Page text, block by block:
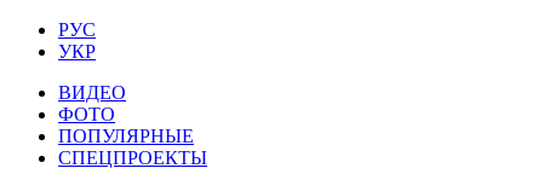
РУС
УКР
ВИДЕО
ФОТО
ПОПУЛЯРНЫЕ
СПЕЦПРОЕКТЫ